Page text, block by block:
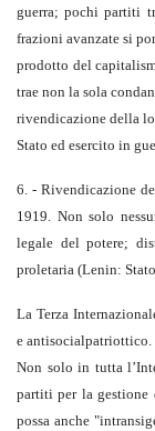
guerra; pochi partiti
frazioni avanzate si
prodotto del
trae non la sola
rivendicazione della
Stato ed esercito in
6. - Rivendicazione
1919. Non solo
legale del potere;
proletaria (Lenin:
La Terza
e antisocialpatriottico.
Non solo in tutta
partiti per la gestione
possa anche